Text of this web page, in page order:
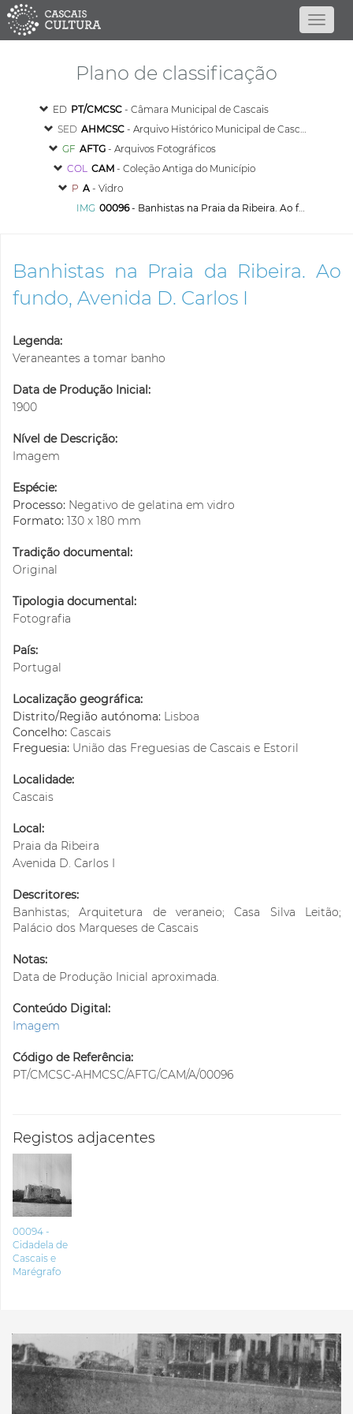
Plano de classificação
ED PT/CMCSC - Câmara Municipal de Cascais
SED AHMCSC - Arquivo Histórico Municipal de Cascais
GF AFTG - Arquivos Fotográficos
COL CAM - Coleção Antiga do Município
P A - Vidro
IMG 00096- Banhistas na Praia da Ribeira. Ao fundo, Avenida D. Carlos I
Banhistas na Praia da Ribeira. Ao
fundo, Avenida D. Carlos I
Legenda:
Veraneantes a tomar banho
Data de Produção Inicial:
1900
Nível de Descrição:
Imagem
Espécie:
Processo: Negativo de gelatina em vidro
Formato: 130 x 180 mm
Tradição documental:
Original
Tipologia documental:
Fotografia
País:
Portugal
Localização geográfica:
Distrito/Região autónoma: Lisboa
Concelho: Cascais
Freguesia: União das Freguesias de Cascais e Estoril
Localidade:
Cascais
Local:
Praia da Ribeira
Avenida D. Carlos I
Descritores:
Banhistas; Arquitetura de veraneio; Casa Silva Leitão;
Palácio dos Marqueses de Cascais
Notas:
Data de Produção Inicial aproximada.
Conteúdo Digital:
Imagem
Código de Referência:
PT/CMCSC-AHMCSC/AFTG/CAM/A/00096
Registos adjacentes
00094 -
Cidadela de
Cascais e
Marégrafo